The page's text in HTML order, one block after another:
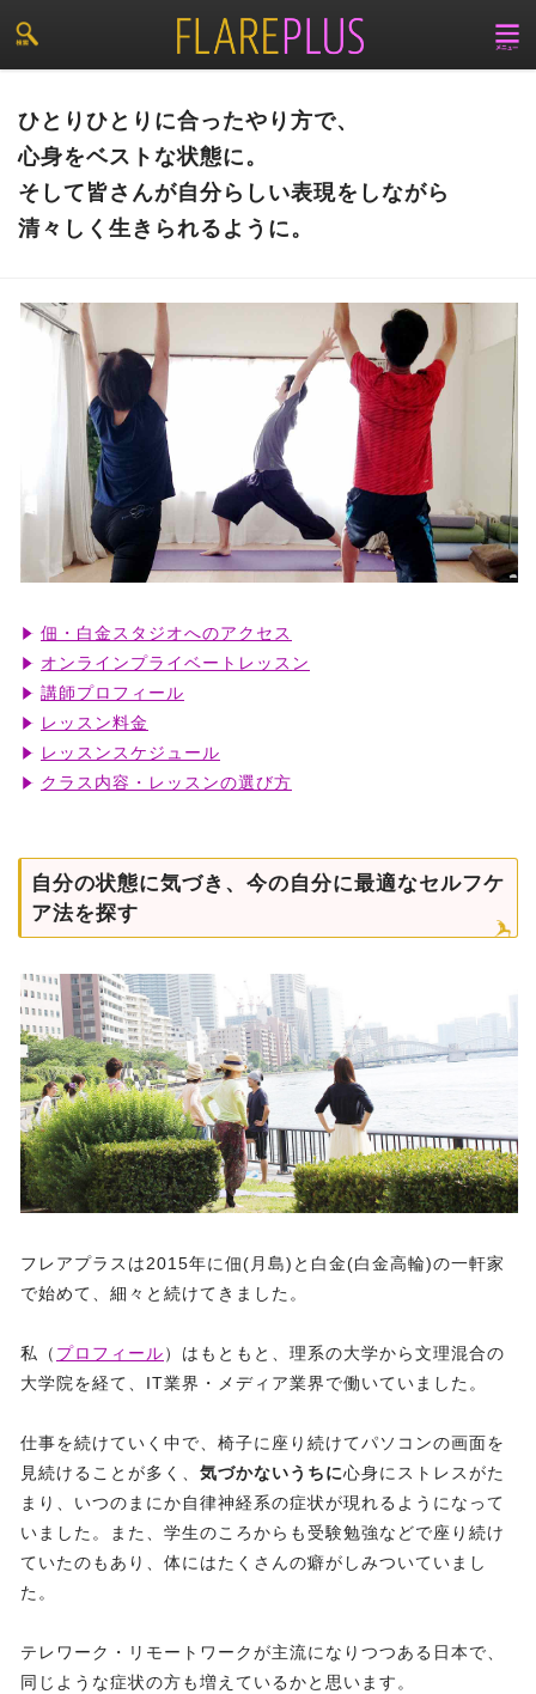
ひとりひとりに合ったやり方で、
心身をベストな状態に。
そして皆さんが自分らしい表現をしながら
清々しく生きられるように。
佃・白金スタジオへのアクセス
オンラインプライベートレッスン
講師プロフィール
レッスン料金
レッスンスケジュール
クラス内容・レッスンの選び方
自分の状態に気づき、今の自分に最適なセルフケ
ア法を探す
フレアプラスは2015年に佃(月島)と白金(白金高輪)の一軒家
で始めて、細々と続けてきました。
私（ プロフィール）はもともと、理系の大学から文理混合の
大学院を経て、IT業界・メディア業界で働いていました。
仕事を続けていく中で、椅子に座り続けてパソコンの画面を
見続けることが多く、 気づかないうちに心身にストレスがた
まり、いつのまにか自律神経系の症状が現れるようになって
いました。また、学生のころからも受験勉強などで座り続け
ていたのもあり、体にはたくさんの癖がしみついていまし
た。
テレワーク・リモートワークが主流になりつつある日本で、
同じような症状の方も増えているかと思います。